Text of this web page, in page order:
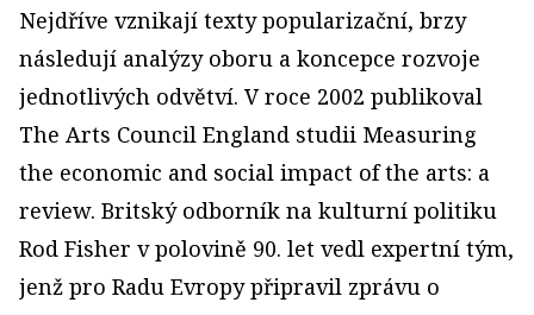
Nejdříve vznikají texty popularizační, brzy
následují analýzy oboru a koncepce rozvoje
jednotlivých odvětví. V roce 2002 publikoval
The Arts Council England studii Measuring
the economic and social impact of the arts: a
review. Britský odborník na kulturní politiku
Rod Fisher v polovině 90. let vedl expertní tým,
jenž pro Radu Evropy připravil zprávu o